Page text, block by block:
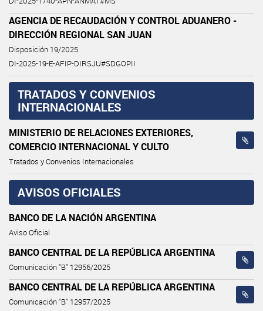
AGENCIA DE RECAUDACIÓN Y CONTROL ADUANERO -
DIRECCIÓN REGIONAL SAN JUAN
Disposición 19/2025
DI-2025-19-E-AFIP-DIRSJU#SDGOPII
TRATADOS Y CONVENIOS
INTERNACIONALES
MINISTERIO DE RELACIONES EXTERIORES,
COMERCIO INTERNACIONAL Y CULTO
Tratados y Convenios Internacionales
AVISOS OFICIALES
BANCO DE LA NACIÓN ARGENTINA
Aviso Oficial
BANCO CENTRAL DE LA REPÚBLICA ARGENTINA
Comunicación "B" 12956/2025
BANCO CENTRAL DE LA REPÚBLICA ARGENTINA
Comunicación "B" 12957/2025